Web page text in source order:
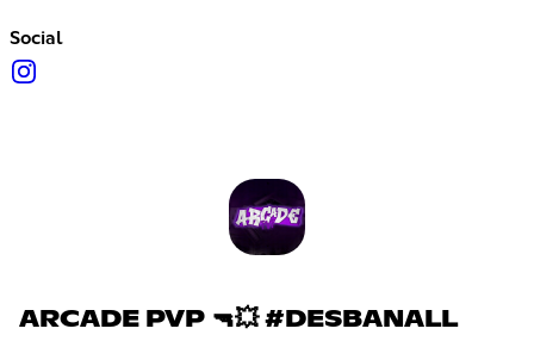
Social
ARCADE PVP 🔫💥 #DESBANALL